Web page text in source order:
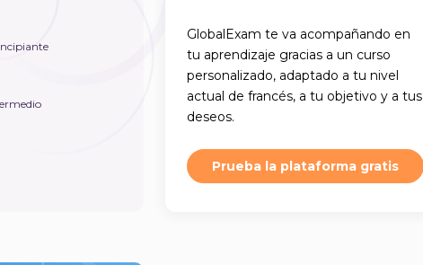
GlobalExam te va acompañando en
tu aprendizaje gracias a un curso
personalizado, adaptado a tu nivel
actual de francés, a tu objetivo y a tus
deseos.
Prueba la plataforma gratis